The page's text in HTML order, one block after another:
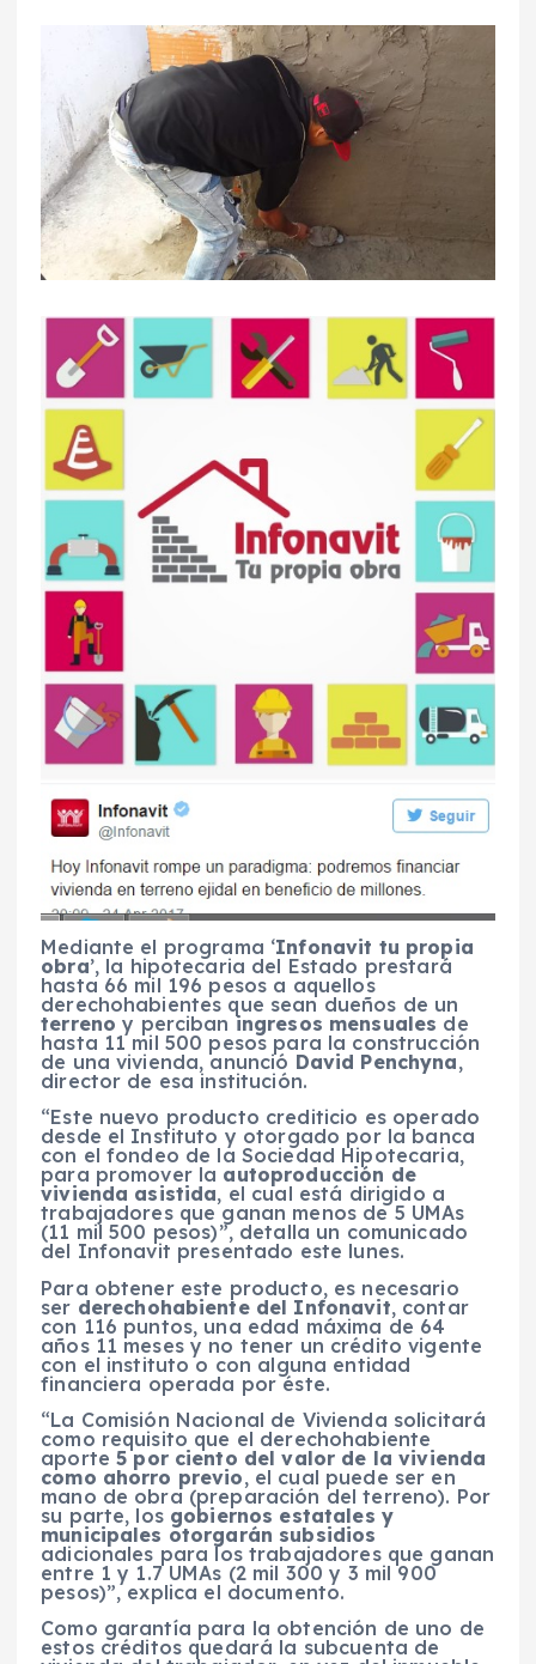
Mediante el programa ‘Infonavit tu propia
obra’, la hipotecaria del Estado prestará
hasta 66 mil 196 pesos a aquellos
derechohabientes que sean dueños de un
terrenoy perciban ingresos mensuales de
hasta 11 mil 500 pesos para la construcción
de una vivienda, anunció David Penchyna,
director de esa institución.
“Este nuevo producto crediticio es operado
desde el Instituto y otorgado por la banca
con el fondeo de la Sociedad Hipotecaria,
para promover la autoproducción de
vivienda asistida, el cual está dirigido a
trabajadores que ganan menos de 5 UMAs
(11 mil 500 pesos)”, detalla un comunicado
del Infonavit presentado este lunes.
Para obtener este producto, es necesario
ser derechohabiente del Infonavit, contar
con 116 puntos, una edad máxima de 64
años 11 meses y no tener un crédito vigente
con el instituto o con alguna entidad
financiera operada por éste.
“La Comisión Nacional de Vivienda solicitará
como requisito que el derechohabiente
aporte5 por ciento del valor de la vivienda
como ahorro previo, el cual puede ser en
mano de obra (preparación del terreno). Por
su parte, los gobiernos estatales y
municipales otorgarán subsidios
adicionales para los trabajadores que ganan
entre 1 y 1.7 UMAs (2 mil 300 y 3 mil 900
pesos)”, explica el documento.
Como garantía para la obtención de uno de
estos créditos quedará la subcuenta de